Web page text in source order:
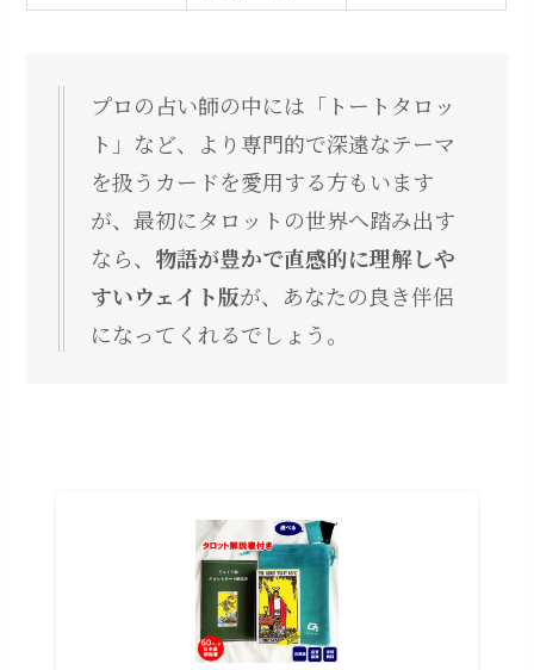
プロの占い師の中には「トートタロッ
ト」など、より専門的で深遠なテーマ
を扱うカードを愛用する方もいます
が、最初にタロットの世界へ踏み出す
なら、 物語が豊かで直感的に理解しや
すいウェイト版が、あなたの良き伴侶
になってくれるでしょう。